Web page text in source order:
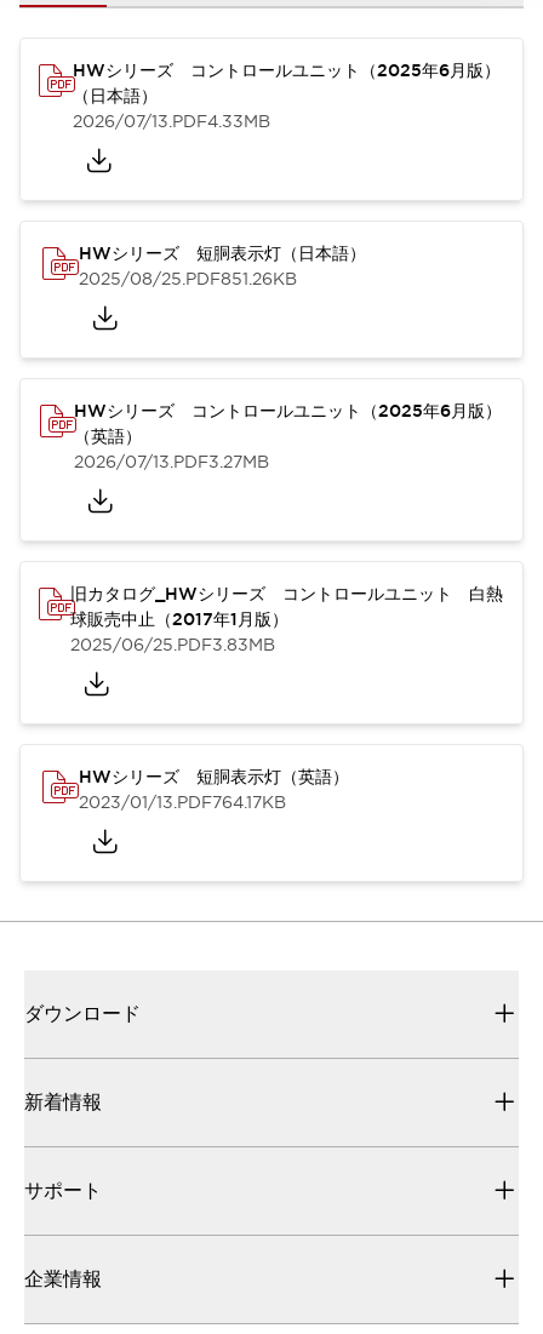
HWシリーズ コントロールユニット（2025年6月版）
（日本語）
2026/07/13.PDF4.33MB
HWシリーズ 短胴表示灯（日本語）
2025/08/25.PDF851.26KB
HWシリーズ コントロールユニット（2025年6月版）
（英語）
2026/07/13.PDF3.27MB
旧カタログ_HWシリーズ コントロールユニット 白熱
球販売中止（2017年1月版）
2025/06/25.PDF3.83MB
HWシリーズ 短胴表示灯（英語）
2023/01/13.PDF764.17KB
ダウンロード
新着情報
サポート
企業情報